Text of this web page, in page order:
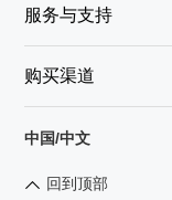
服务与支持
购买渠道
中国/中文
回到顶部